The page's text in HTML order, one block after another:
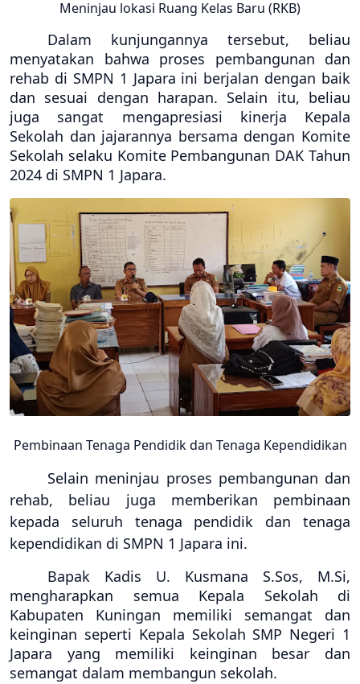
Meninjau lokasi Ruang Kelas Baru (RKB)
Dalam kunjungannya tersebut, beliau
menyatakan bahwa proses pembangunan dan
rehab di SMPN 1 Japara ini berjalan dengan baik
dan sesuai dengan harapan. Selain itu, beliau
juga sangat mengapresiasi kinerja Kepala
Sekolah dan jajarannya bersama dengan Komite
Sekolah selaku Komite Pembangunan DAK Tahun
2024 di SMPN 1 Japara.
Pembinaan Tenaga Pendidik dan Tenaga Kependidikan
Selain meninjau proses pembangunan dan
rehab, beliau juga memberikan pembinaan
kepada seluruh tenaga pendidik dan tenaga
kependidikan di SMPN 1 Japara ini.
Bapak Kadis U. Kusmana S.Sos, M.Si,
mengharapkan semua Kepala Sekolah di
Kabupaten Kuningan memiliki semangat dan
keinginan seperti Kepala Sekolah SMP Negeri 1
Japara yang memiliki keinginan besar dan
semangat dalam membangun sekolah.